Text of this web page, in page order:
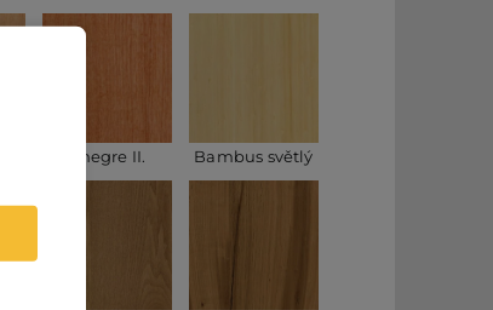
Anegre II. Bambus světlý